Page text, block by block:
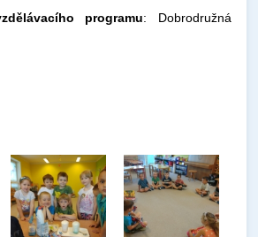
programu: Dobrodružná